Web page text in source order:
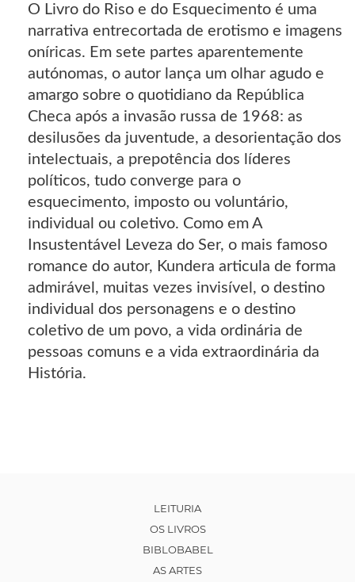
O Livro do Riso e do Esquecimento é uma
narrativa entrecortada de erotismo e imagens
oníricas. Em sete partes aparentemente
autónomas, o autor lança um olhar agudo e
amargo sobre o quotidiano da República
Checa após a invasão russa de 1968: as
desilusões da juventude, a desorientação dos
intelectuais, a prepotência dos líderes
políticos, tudo converge para o
esquecimento, imposto ou voluntário,
individual ou coletivo. Como em A
Insustentável Leveza do Ser, o mais famoso
romance do autor, Kundera articula de forma
admirável, muitas vezes invisível, o destino
individual dos personagens e o destino
coletivo de um povo, a vida ordinária de
pessoas comuns e a vida extraordinária da
História.
LEITURIA
OS LIVROS
BIBLOBABEL
AS ARTES